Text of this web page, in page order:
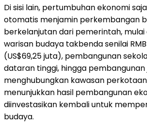
Di sisi lain, pertumbuhan ekonomi
otomatis menjamin perkembangan
berkelanjutan dari pemerintah,
warisan budaya takbenda senilai
(US$69,25 juta), pembangunan
dataran tinggi, hingga pembangunan
menghubungkan kawasan
menunjukkan hasil pembangunan
diinvestasikan kembali untuk
budaya.